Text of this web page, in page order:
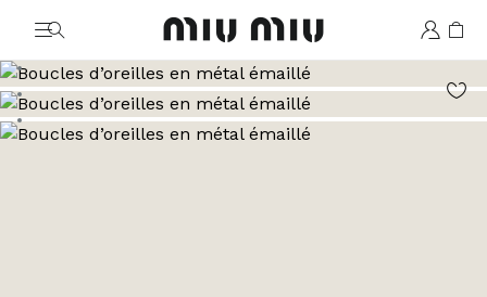
MiuMiu logo
Aller à l’image 2
Aller à l’image 3
Aller à l’image 4